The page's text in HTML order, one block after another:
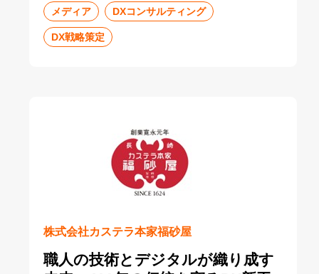
メディア DXコンサルティング
DX戦略策定
株式会社カステラ本家福砂屋
職人の技術とデジタルが織り成す